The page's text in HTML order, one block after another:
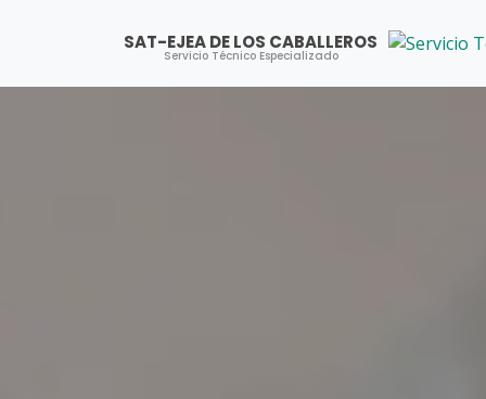
SAT-EJEA DE LOS CABALLEROS
Servicio Técnico Especializado